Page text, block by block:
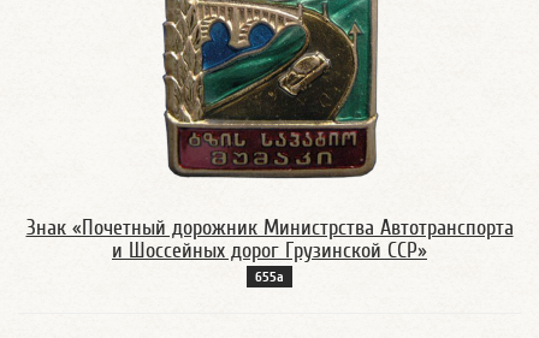
Знак «Почетный дорожник Министрства Автотранспорта
и Шоссейных дорог Грузинской ССР»
655а